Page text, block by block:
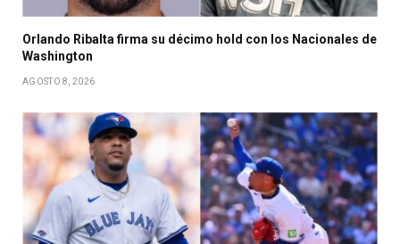
Orlando Ribalta firma su décimo hold con los Nacionales de
Washington
AGOSTO 8, 2026